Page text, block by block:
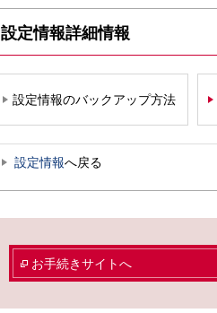
設定情報詳細情報
設定情報のバックアップ方法
設定情報へ戻る
お手続きサイトへ